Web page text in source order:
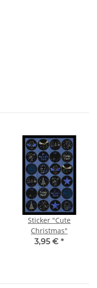
Sticker "Cute
Christmas"
3,95 € *